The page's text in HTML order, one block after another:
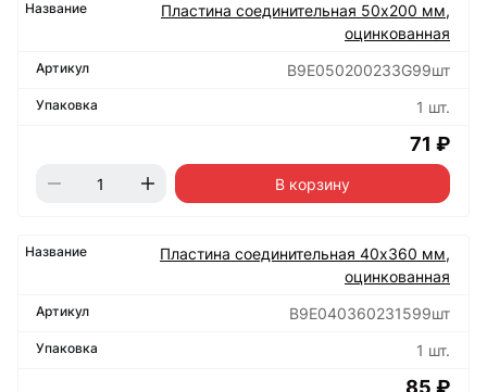
Пластина соединительная 50х200 мм,
оцинкованная
B9E050200233G99шт
1 шт.
71 ₽
В корзину
Пластина соединительная 40х360 мм,
оцинкованная
B9E040360231599шт
1 шт.
85 ₽